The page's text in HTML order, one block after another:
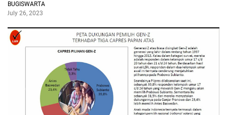
BUGISWARTA
July 26, 2023